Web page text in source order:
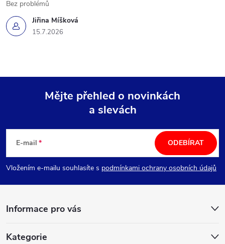
Jiřina Míšková
15.7.2026
Bez problémů
p
Mějte přehled o novinkách
a slevách
E-mail
Vložením e-mailu souhlasíte s podmínkami ochrany osobních údajů
ODEBÍRAT
Informace pro vás
Kategorie